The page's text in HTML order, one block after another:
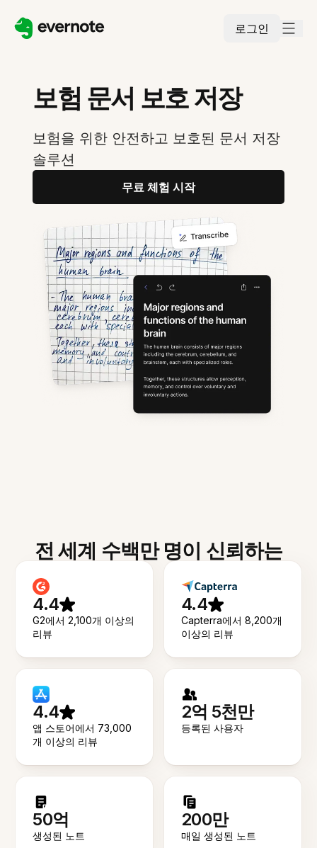
로그인
보험 문서 보호 저장
보험을 위한 안전하고 보호된 문서 저장
솔루션
무료 체험 시작
전 세계 수백만 명이 신뢰하는
4.4
G2에서 2,100개 이상의
리뷰
4.4
Capterra에서 8,200개
이상의 리뷰
4.4
앱 스토어에서 73,000
개 이상의 리뷰
2억 5천만
등록된 사용자
50억
생성된 노트
200만
매일 생성된 노트